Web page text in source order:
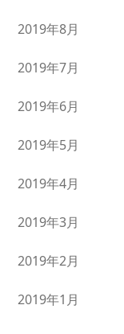
2019年8月
2019年7月
2019年6月
2019年5月
2019年4月
2019年3月
2019年2月
2019年1月